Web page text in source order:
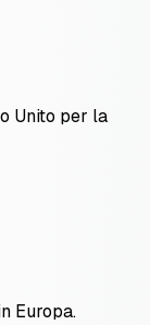
Unito per la
Europa.